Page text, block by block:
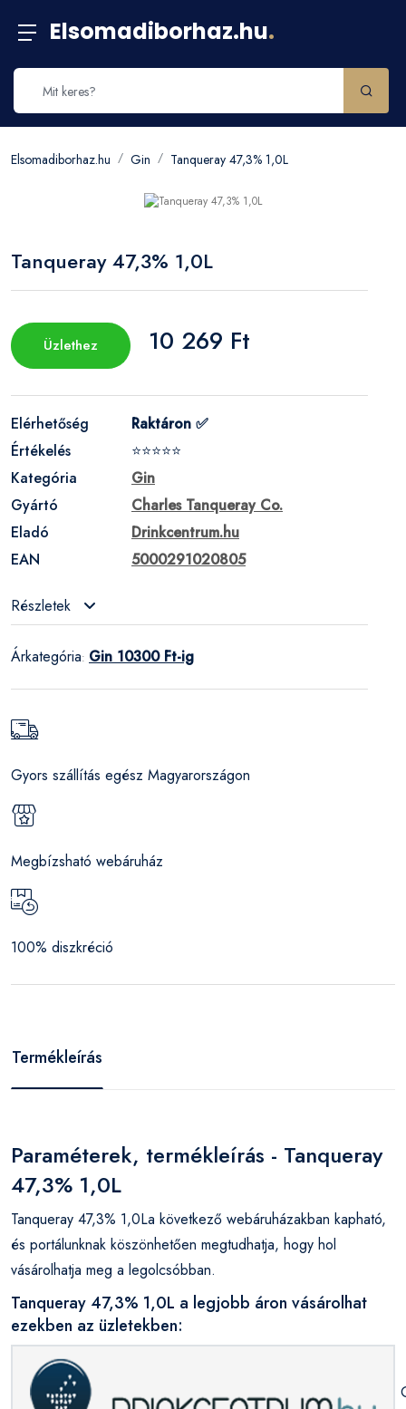
Elsomadiborhaz.hu.
Elsomadiborhaz.hu Gin Tanqueray 47,3% 1,0L
Tanqueray 47,3% 1,0L
Üzlethez 10 269 Ft
Elérhetőség
Raktáron ✅
Értékelés
⭐⭐⭐⭐⭐
Kategória
Gin
Gyártó
Charles Tanqueray Co.
Eladó
Drinkcentrum.hu
EAN
5000291020805
Részletek
Árkategória: Gin 10300 Ft-ig
Gyors szállítás egész Magyarországon
Megbízsható webáruház
100% diszkréció
Termékleírás
Paraméterek, termékleírás - Tanqueray
47,3% 1,0L
Tanqueray 47,3% 1,0La következő webáruházakban kapható,
és portálunknak köszönhetően megtudhatja, hogy hol
vásárolhatja meg a legolcsóbban.
Tanqueray 47,3% 1,0L a legjobb áron vásárolhat
ezekben az üzletekben: